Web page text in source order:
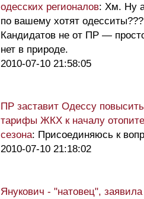
одесских регионалов: Хм. Ну а
по вашему хотят одесситы???
Кандидатов не от ПР —
нет в природе.
2010-07-10 21:58:05
ПР заставит Одессу повысить
тарифы ЖКХ к началу
сезона: Присоединяюсь к
2010-07-10 21:18:02
Янукович - "натовец", заявила